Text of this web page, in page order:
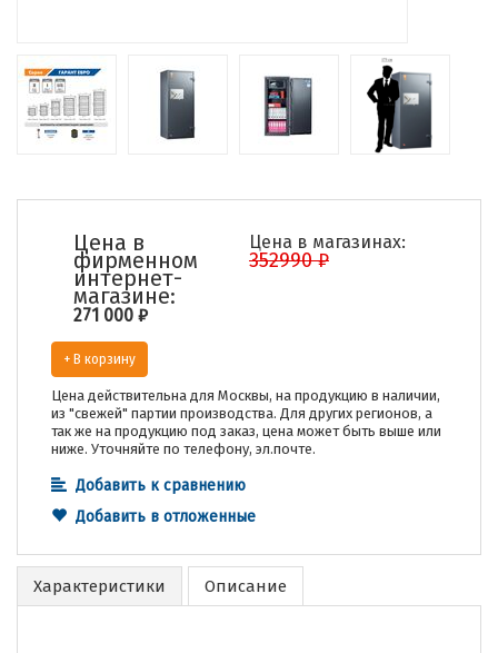
Цена в
фирменном
интернет-
магазине:
271 000 ₽
Цена в магазинах:
352990 ₽
+ В корзину
Цена действительна для Москвы, на продукцию в наличии,
из "свежей" партии производства. Для других регионов, а
так же на продукцию под заказ, цена может быть выше или
ниже. Уточняйте по телефону, эл.почте.
Добавить к сравнению
Добавить в отложенные
Характеристики Описание